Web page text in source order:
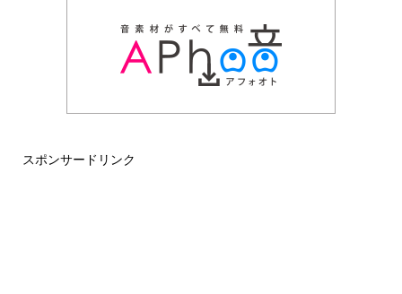
スポンサードリンク